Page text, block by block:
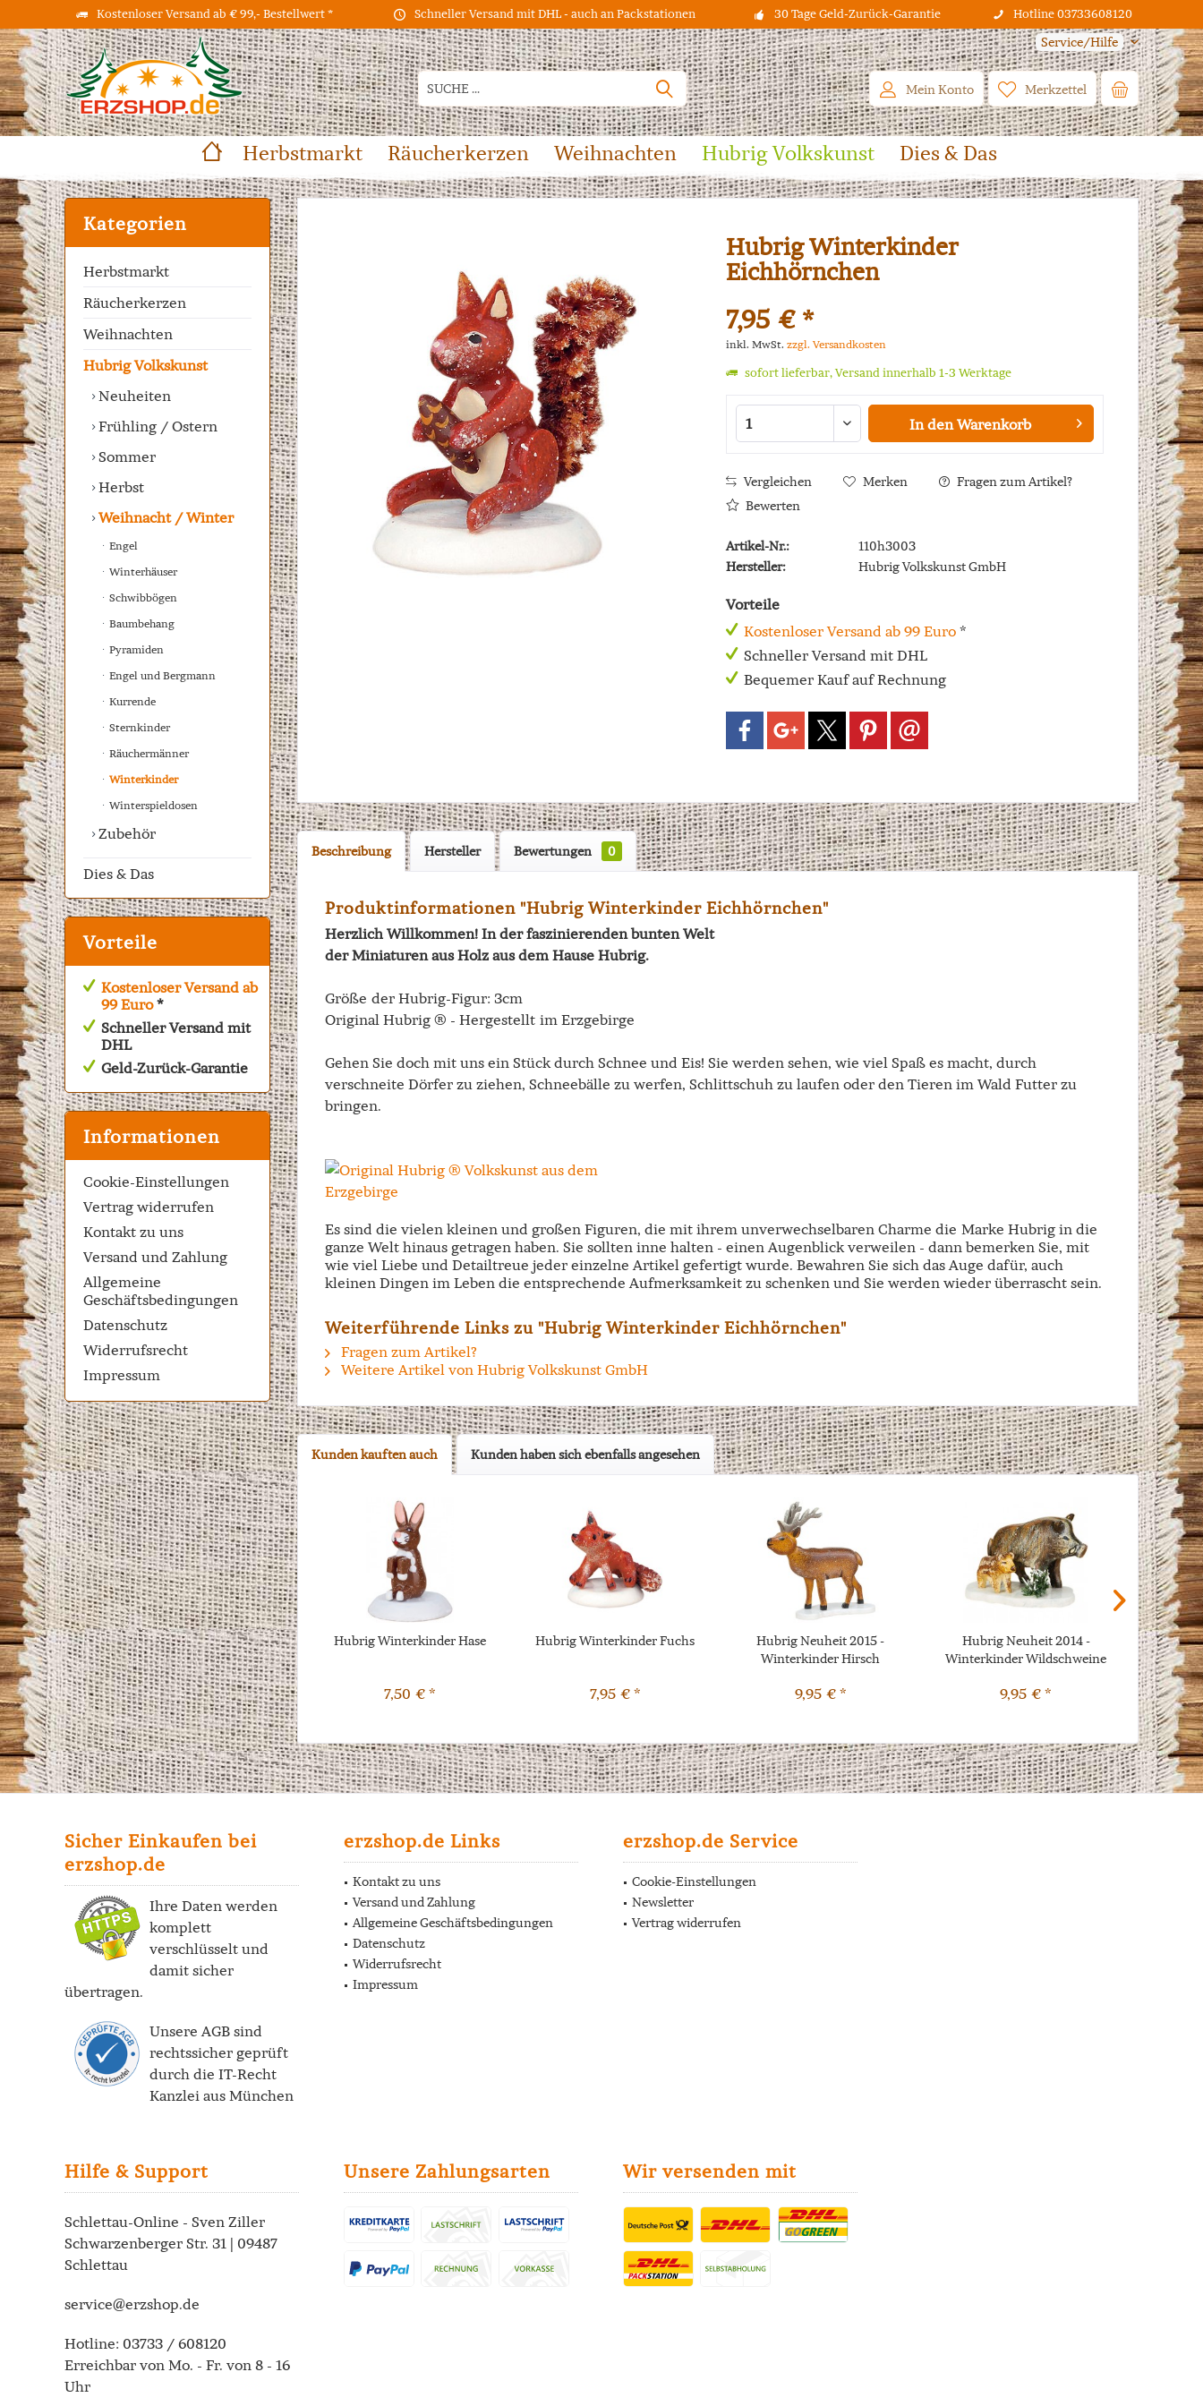
Kostenloser Versand ab € 99,- Bestellwert * Schneller Versand mit DHL - auch an Packstationen 30 Tage Geld-Zurück-Garantie Hotline 03733608120
Service/Hilfe
Merkzettel
Mein Konto
Herbstmarkt Räucherkerzen Weihnachten Hubrig Volkskunst Dies & Das
Kategorien
Herbstmarkt
Räucherkerzen
Weihnachten
Hubrig Volkskunst
Neuheiten
Frühling / Ostern
Sommer
Herbst
Weihnacht / Winter
Engel
Winterhäuser
Schwibbögen
Baumbehang
Pyramiden
Engel und Bergmann
Kurrende
Sternkinder
Räuchermänner
Winterkinder
Winterspieldosen
Zubehör
Dies & Das
Vorteile
Kostenloser Versand ab
99 Euro*
Schneller Versand mit
DHL
Geld-Zurück-Garantie
Informationen
Cookie-Einstellungen
Vertrag widerrufen
Kontakt zu uns
Versand und Zahlung
Allgemeine
Geschäftsbedingungen
Datenschutz
Widerrufsrecht
Impressum
Hubrig Winterkinder
Eichhörnchen
7,95 € *
inkl. MwSt. zzgl. Versandkosten
sofort lieferbar, Versand innerhalb 1-3 Werktage
In den Warenkorb
Vergleichen Merken
Fragen zum Artikel?
Bewerten
Artikel-Nr.:
110h3003
Hersteller:
Hubrig Volkskunst GmbH
Vorteile
Kostenloser Versand ab 99 Euro*
Schneller Versand mit DHL
Bequemer Kauf auf Rechnung
Beschreibung Hersteller Bewertungen 0
Produktinformationen "Hubrig Winterkinder Eichhörnchen"
Herzlich Willkommen! In der faszinierenden bunten Welt
der Miniaturen aus Holz aus dem Hause Hubrig.
Größe der Hubrig-Figur: 3cm
Original Hubrig ® - Hergestellt im Erzgebirge
Gehen Sie doch mit uns ein Stück durch Schnee und Eis! Sie werden sehen, wie viel Spaß es macht, durch
verschneite Dörfer zu ziehen, Schneebälle zu werfen, Schlittschuh zu laufen oder den Tieren im Wald Futter zu
bringen.
Es sind die vielen kleinen und großen Figuren, die mit ihrem unverwechselbaren Charme die Marke Hubrig in die
ganze Welt hinaus getragen haben. Sie sollten inne halten - einen Augenblick verweilen - dann bemerken Sie, mit
wie viel Liebe und Detailtreue jeder einzelne Artikel gefertigt wurde. Bewahren Sie sich das Auge dafür, auch
kleinen Dingen im Leben die entsprechende Aufmerksamkeit zu schenken und Sie werden wieder überrascht sein.
Weiterführende Links zu "Hubrig Winterkinder Eichhörnchen"
Fragen zum Artikel?
Weitere Artikel von Hubrig Volkskunst GmbH
Kunden kauften auch Kunden haben sich ebenfalls angesehen
Hubrig Winterkinder Hase
7,50 € *
Hubrig Winterkinder Fuchs
7,95 € *
Hubrig Neuheit 2015 -
Winterkinder Hirsch
9,95 € *
Hubrig Neuheit 2014 -
Winterkinder Wildschweine
9,95 € *
Sicher Einkaufen bei
erzshop.de
Ihre Daten werden
komplett
verschlüsselt und
damit sicher
übertragen.
Unsere AGB sind
rechtssicher geprüft
durch die IT-Recht
Kanzlei aus München
erzshop.de Links
Kontakt zu uns
Versand und Zahlung
Allgemeine Geschäftsbedingungen
Datenschutz
Widerrufsrecht
Impressum
erzshop.de Service
Cookie-Einstellungen
Newsletter
Vertrag widerrufen
Hilfe & Support
Schlettau-Online - Sven Ziller
Schwarzenberger Str. 31 | 09487
Schlettau
service@erzshop.de
Hotline: 03733 / 608120
Erreichbar von Mo. - Fr. von 8 - 16
Uhr
Unsere Zahlungsarten Wir versenden mit